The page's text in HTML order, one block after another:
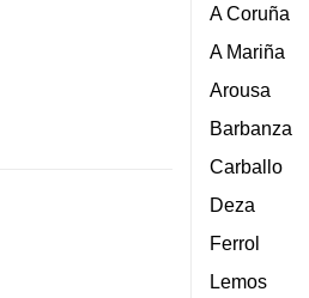
A Coruña
A Mariña
Arousa
Barbanza
Carballo
Deza
Ferrol
Lemos